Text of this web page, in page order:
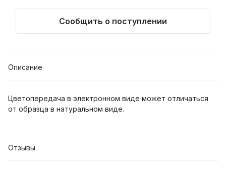
Сообщить о поступлении
Описание
Цветопередача в электронном виде может отличаться
от образца в натуральном виде.
Отзывы